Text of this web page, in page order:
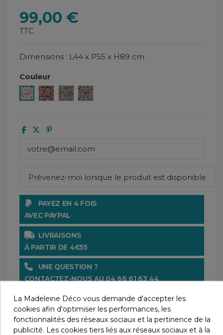
99,00 €
TTC
Dimensions : L44 x P55 x H89 cm
Couleur
Beige et noir chiné
Orange chiné
Vert d'eau chiné
Gris chiné
PAYEZ EN 4 FOIS
AVEC PAYPAL
LIVRAISONS
À PARTIR DE 4€55
UNE QUESTION ?
CONTACTEZ-NOUS AU 04 66 61 63 44
PAIEMENT SÉCURISÉ
AVEC LE CRÉDIT AGRICOLE
SATISFAIT OU REMBOURSÉ.
La Madeleine Déco vous demande d'accepter les
cookies afin d'optimiser les performances, les
fonctionnalités des réseaux sociaux et la pertinence de la
publicité. Les cookies tiers liés aux réseaux sociaux et à la